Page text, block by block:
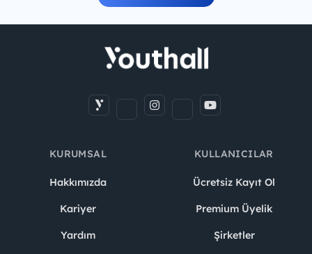
KURUMSAL
Hakkımızda
Kariyer
Yardım
KULLANICILAR
Ücretsiz Kayıt Ol
Premium Üyelik
Şirketler